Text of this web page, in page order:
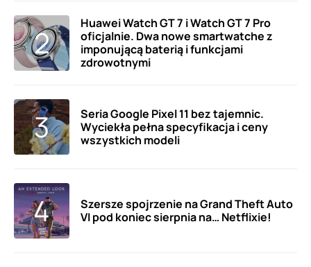
Huawei Watch GT 7 i Watch GT 7 Pro
oficjalnie. Dwa nowe smartwatche z
imponującą baterią i funkcjami
zdrowotnymi
Seria Google Pixel 11 bez tajemnic.
Wyciekła pełna specyfikacja i ceny
wszystkich modeli
Szersze spojrzenie na Grand Theft Auto
VI pod koniec sierpnia na… Netflixie!